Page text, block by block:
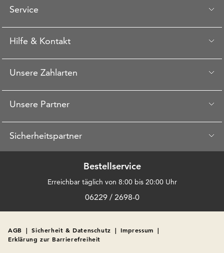
Service
Hilfe & Kontakt
Unsere Zahlarten
Unsere Partner
Sicherheitspartner
Bestellservice
Erreichbar täglich von 8:00 bis 20:00 Uhr
06229 / 2698-0
AGB | Sicherheit & Datenschutz | Impressum |
Erklärung zur Barrierefreiheit